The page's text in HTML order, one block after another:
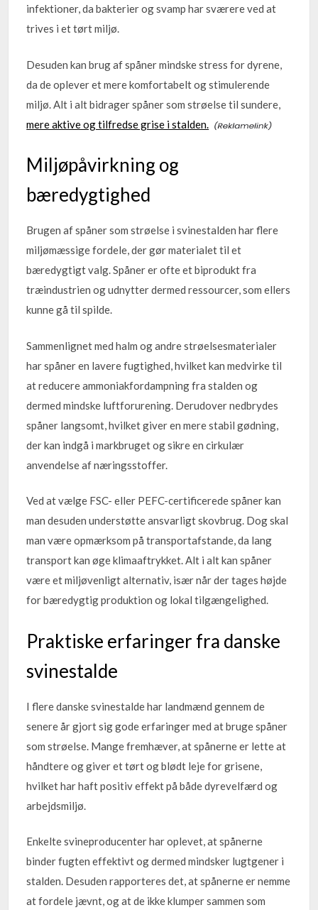
infektioner, da bakterier og svamp har sværere ved at
trives i et tørt miljø.
Desuden kan brug af spåner mindske stress for dyrene,
da de oplever et mere komfortabelt og stimulerende
miljø. Alt i alt bidrager spåner som strøelse til sundere,
mere aktive og tilfredse grise i stalden.
Miljøpåvirkning og
bæredygtighed
Brugen af spåner som strøelse i svinestalden har flere
miljømæssige fordele, der gør materialet til et
bæredygtigt valg. Spåner er ofte et biprodukt fra
træindustrien og udnytter dermed ressourcer, som ellers
kunne gå til spilde.
Sammenlignet med halm og andre strøelsesmaterialer
har spåner en lavere fugtighed, hvilket kan medvirke til
at reducere ammoniakfordampning fra stalden og
dermed mindske luftforurening. Derudover nedbrydes
spåner langsomt, hvilket giver en mere stabil gødning,
der kan indgå i markbruget og sikre en cirkulær
anvendelse af næringsstoffer.
Ved at vælge FSC- eller PEFC-certificerede spåner kan
man desuden understøtte ansvarligt skovbrug. Dog skal
man være opmærksom på transportafstande, da lang
transport kan øge klimaaftrykket. Alt i alt kan spåner
være et miljøvenligt alternativ, især når der tages højde
for bæredygtig produktion og lokal tilgængelighed.
Praktiske erfaringer fra danske
svinestalde
I flere danske svinestalde har landmænd gennem de
senere år gjort sig gode erfaringer med at bruge spåner
som strøelse. Mange fremhæver, at spånerne er lette at
håndtere og giver et tørt og blødt leje for grisene,
hvilket har haft positiv effekt på både dyrevelfærd og
arbejdsmiljø.
Enkelte svineproducenter har oplevet, at spånerne
binder fugten effektivt og dermed mindsker lugtgener i
stalden. Desuden rapporteres det, at spånerne er nemme
at fordele jævnt, og at de ikke klumper sammen som